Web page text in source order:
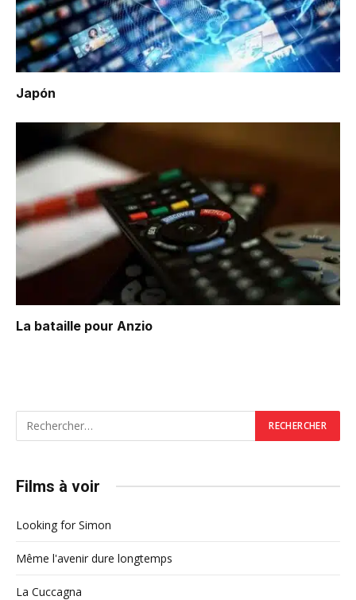
Japón
La bataille pour Anzio
Films à voir
Looking for Simon
Même l'avenir dure longtemps
La Cuccagna